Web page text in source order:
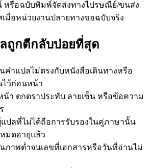
หรือฉบับพิมพ์จัดส่งทางไปรษณีย์/ขนส่ง
เมื่อหน่วยงานปลายทางขอฉบับจริง
ถูกตีกลับบ่อยที่สุด
คำแปลไม่ตรงกับหนังสือเดินทางหรือ
ไว้ก่อนหน้า
า ตกตราประทับ ลายเซ็น หรือข้อความ
ปลที่ไม่ได้ถือการรับรองในคู่ภาษานั้น
มดอายุแล้ว
าพต่ำจนเลขที่เอกสารหรือวันที่อ่านไม่